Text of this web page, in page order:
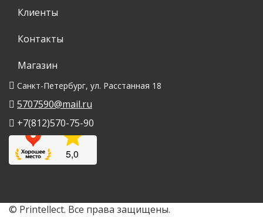
Клиенты
Контакты
Магазин
Санкт-Петербург, ул. Расстанная 18
5707590@mail.ru
+7(812)570-75-90
© Printellect. Все права защищены.